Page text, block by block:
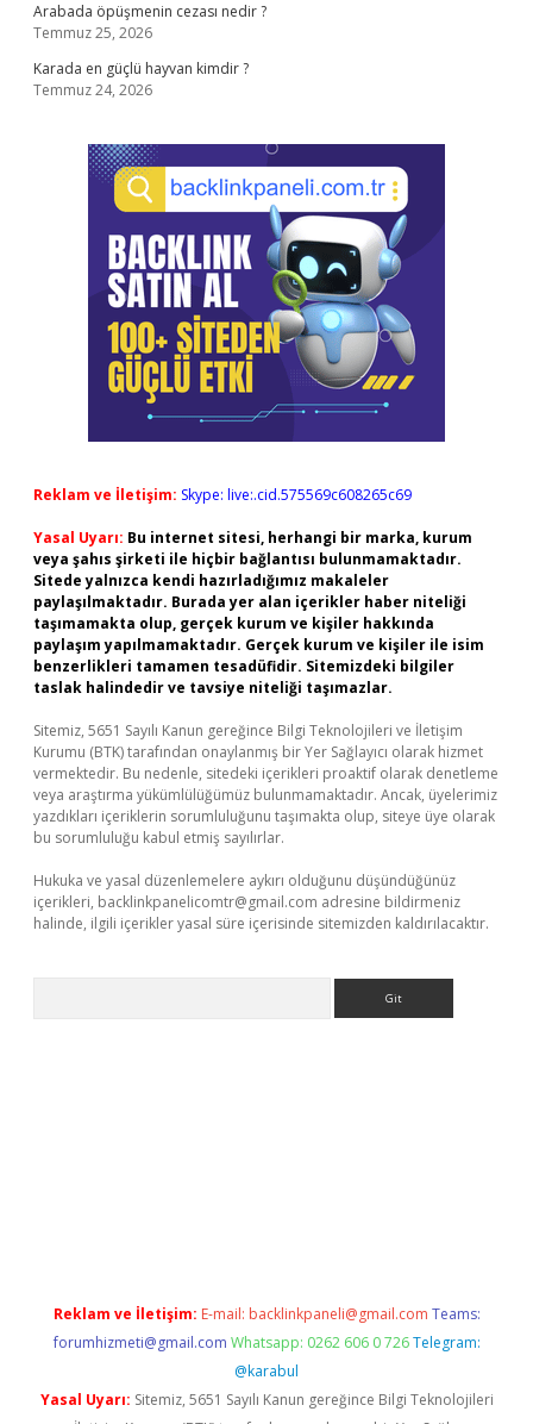
Arabada öpüşmenin cezası nedir ?
Temmuz 25, 2026
Karada en güçlü hayvan kimdir ?
Temmuz 24, 2026
Reklam ve İletişim: Skype: live:.cid.575569c608265c69
Yasal Uyarı: Bu internet sitesi, herhangi bir marka, kurum
veya şahıs şirketi ile hiçbir bağlantısı bulunmamaktadır.
Sitede yalnızca kendi hazırladığımız makaleler
paylaşılmaktadır. Burada yer alan içerikler haber niteliği
taşımamakta olup, gerçek kurum ve kişiler hakkında
paylaşım yapılmamaktadır. Gerçek kurum ve kişiler ile isim
benzerlikleri tamamen tesadüfidir. Sitemizdeki bilgiler
taslak halindedir ve tavsiye niteliği taşımazlar.
Sitemiz, 5651 Sayılı Kanun gereğince Bilgi Teknolojileri ve İletişim
Kurumu (BTK) tarafından onaylanmış bir Yer Sağlayıcı olarak hizmet
vermektedir. Bu nedenle, sitedeki içerikleri proaktif olarak denetleme
veya araştırma yükümlülüğümüz bulunmamaktadır. Ancak, üyelerimiz
yazdıkları içeriklerin sorumluluğunu taşımakta olup, siteye üye olarak
bu sorumluluğu kabul etmiş sayılırlar.
Hukuka ve yasal düzenlemelere aykırı olduğunu düşündüğünüz
içerikleri, backlinkpanelicomtr@gmail.com adresine bildirmeniz
halinde, ilgili içerikler yasal süre içerisinde sitemizden kaldırılacaktır.
Reklam ve İletişim: E-mail: backlinkpaneli@gmail.com Teams:
forumhizmeti@gmail.com Whatsapp: 0262 606 0 726 Telegram:
@karabul
Yasal Uyarı: Sitemiz, 5651 Sayılı Kanun gereğince Bilgi Teknolojileri